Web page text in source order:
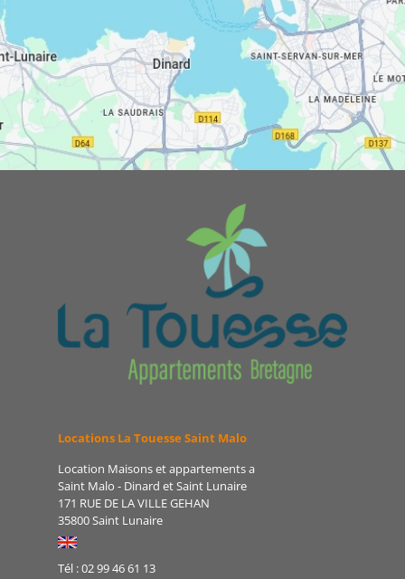
Locations La Touesse Saint Malo
Location Maisons et appartements a
Saint Malo - Dinard et Saint Lunaire
171 RUE DE LA VILLE GEHAN
35800 Saint Lunaire
Tél : 02 99 46 61 13